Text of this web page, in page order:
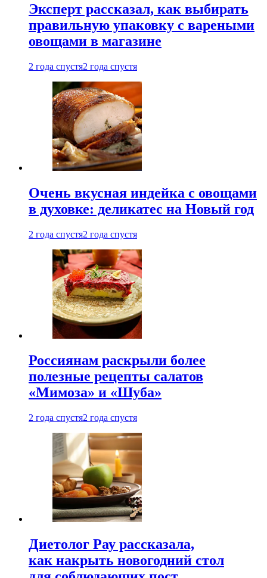
Эксперт рассказал, как выбирать
правильную упаковку с вареными
овощами в магазине
2 года спустя2 года спустя
Очень вкусная индейка с овощами
в духовке: деликатес на Новый год
2 года спустя2 года спустя
Россиянам раскрыли более
полезные рецепты салатов
«Мимоза» и «Шуба»
2 года спустя2 года спустя
Диетолог Рау рассказала,
как накрыть новогодний стол